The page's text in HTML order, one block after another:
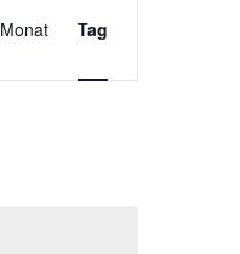
Ansichten-
Monat Tag